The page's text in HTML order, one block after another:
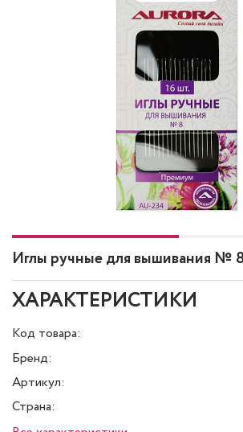
Иглы ручные для вышивания №
ХАРАКТЕРИСТИКИ
Код товара:
Бренд:
Артикул:
Страна: